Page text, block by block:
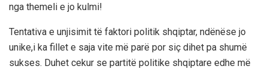
nga themeli e jo kulmi!
Tentativa e unjisimit të faktori politik shqiptar, ndënëse jo
unike,i ka fillet e saja vite më parë por siç dihet pa shumë
sukses. Duhet cekur se partitë politike shqiptare edhe më